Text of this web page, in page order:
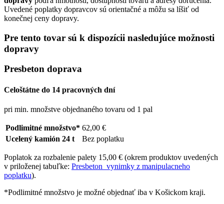
Uvedené poplatky dopravcov sú orientačné a môžu sa líšiť od
konečnej ceny dopravy.
Pre tento tovar sú k dispozícii nasledujúce možnosti
dopravy
Presbeton doprava
Celoštátne do 14 pracovných dní
pri min. množstve objednaného tovaru od 1 pal
Podlimitné množstvo* 62,00 €
Ucelený kamión 24 t
Bez poplatku
Poplatok za rozbalenie palety 15,00 € (okrem produktov uvedených
v priloženej tabuľke: Presbeton_vynimky z manipulacneho
poplatku).
*Podlimitné množstvo je možné objednať iba v Košickom kraji.